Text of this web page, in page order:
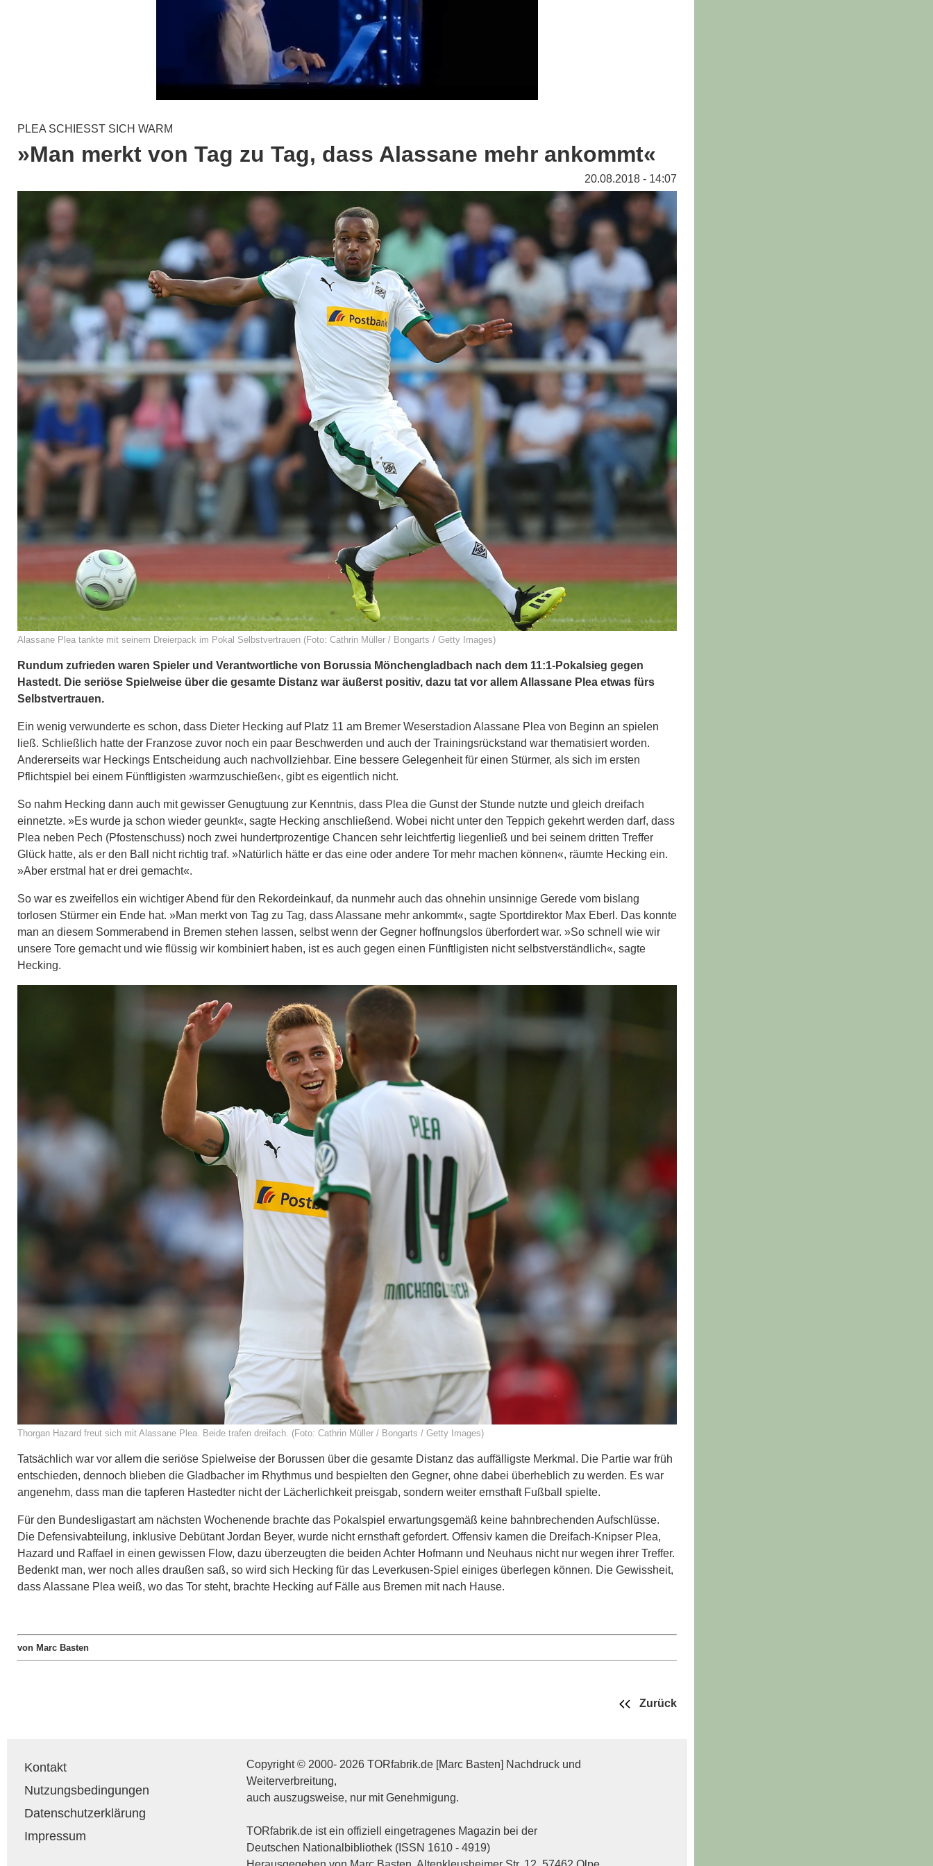
PLEA SCHIESST SICH WARM
»Man merkt von Tag zu Tag, dass Alassane mehr ankommt«
20.08.2018 - 14:07
Alassane Plea tankte mit seinem Dreierpack im Pokal Selbstvertrauen (Foto: Cathrin Müller / Bongarts / Getty Images)
Rundum zufrieden waren Spieler und Verantwortliche von Borussia Mönchengladbach nach dem 11:1-Pokalsieg gegen
Hastedt. Die seriöse Spielweise über die gesamte Distanz war äußerst positiv, dazu tat vor allem Allassane Plea etwas fürs
Selbstvertrauen.
Ein wenig verwunderte es schon, dass Dieter Hecking auf Platz 11 am Bremer Weserstadion Alassane Plea von Beginn an spielen
ließ. Schließlich hatte der Franzose zuvor noch ein paar Beschwerden und auch der Trainingsrückstand war thematisiert worden.
Andererseits war Heckings Entscheidung auch nachvollziehbar. Eine bessere Gelegenheit für einen Stürmer, als sich im ersten
Pflichtspiel bei einem Fünftligisten ›warmzuschießen‹, gibt es eigentlich nicht.
So nahm Hecking dann auch mit gewisser Genugtuung zur Kenntnis, dass Plea die Gunst der Stunde nutzte und gleich dreifach
einnetzte. »Es wurde ja schon wieder geunkt«, sagte Hecking anschließend. Wobei nicht unter den Teppich gekehrt werden darf, dass
Plea neben Pech (Pfostenschuss) noch zwei hundertprozentige Chancen sehr leichtfertig liegenließ und bei seinem dritten Treffer
Glück hatte, als er den Ball nicht richtig traf. »Natürlich hätte er das eine oder andere Tor mehr machen können«, räumte Hecking ein.
»Aber erstmal hat er drei gemacht«.
So war es zweifellos ein wichtiger Abend für den Rekordeinkauf, da nunmehr auch das ohnehin unsinnige Gerede vom bislang
torlosen Stürmer ein Ende hat. »Man merkt von Tag zu Tag, dass Alassane mehr ankommt«, sagte Sportdirektor Max Eberl. Das konnte
man an diesem Sommerabend in Bremen stehen lassen, selbst wenn der Gegner hoffnungslos überfordert war. »So schnell wie wir
unsere Tore gemacht und wie flüssig wir kombiniert haben, ist es auch gegen einen Fünftligisten nicht selbstverständlich«, sagte
Hecking.
Thorgan Hazard freut sich mit Alassane Plea. Beide trafen dreifach. (Foto: Cathrin Müller / Bongarts / Getty Images)
Tatsächlich war vor allem die seriöse Spielweise der Borussen über die gesamte Distanz das auffälligste Merkmal. Die Partie war früh
entschieden, dennoch blieben die Gladbacher im Rhythmus und bespielten den Gegner, ohne dabei überheblich zu werden. Es war
angenehm, dass man die tapferen Hastedter nicht der Lächerlichkeit preisgab, sondern weiter ernsthaft Fußball spielte.
Für den Bundesligastart am nächsten Wochenende brachte das Pokalspiel erwartungsgemäß keine bahnbrechenden Aufschlüsse.
Die Defensivabteilung, inklusive Debütant Jordan Beyer, wurde nicht ernsthaft gefordert. Offensiv kamen die Dreifach-Knipser Plea,
Hazard und Raffael in einen gewissen Flow, dazu überzeugten die beiden Achter Hofmann und Neuhaus nicht nur wegen ihrer Treffer.
Bedenkt man, wer noch alles draußen saß, so wird sich Hecking für das Leverkusen-Spiel einiges überlegen können. Die Gewissheit,
dass Alassane Plea weiß, wo das Tor steht, brachte Hecking auf Fälle aus Bremen mit nach Hause.
von Marc Basten
Zurück
Kontakt
Nutzungsbedingungen
Datenschutzerklärung
Impressum
Copyright © 2000- 2026 TORfabrik.de [Marc Basten] Nachdruck und
Weiterverbreitung,
auch auszugsweise, nur mit Genehmigung.
TORfabrik.de ist ein offiziell eingetragenes Magazin bei der
Deutschen Nationalbibliothek (ISSN 1610 - 4919)